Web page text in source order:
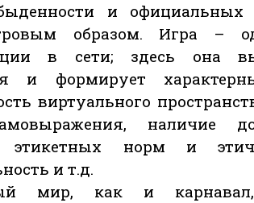
и официальных
образом. Игра –
в сети; здесь она
и формирует
виртуального
наличие
этикетных норм и
и т.д.
мир, как и